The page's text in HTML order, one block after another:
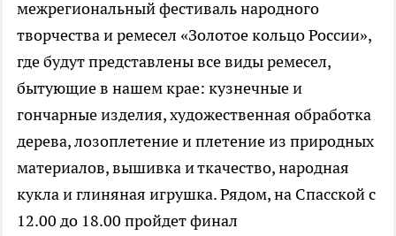
межрегиональный фестиваль народного
творчества и ремесел «Золотое кольцо России»,
где будут представлены все виды ремесел,
бытующие в нашем крае: кузнечные и
гончарные изделия, художественная обработка
дерева, лозоплетение и плетение из природных
материалов, вышивка и ткачество, народная
кукла и глиняная игрушка. Рядом, на Спасской с
12.00 до 18.00 пройдет финал